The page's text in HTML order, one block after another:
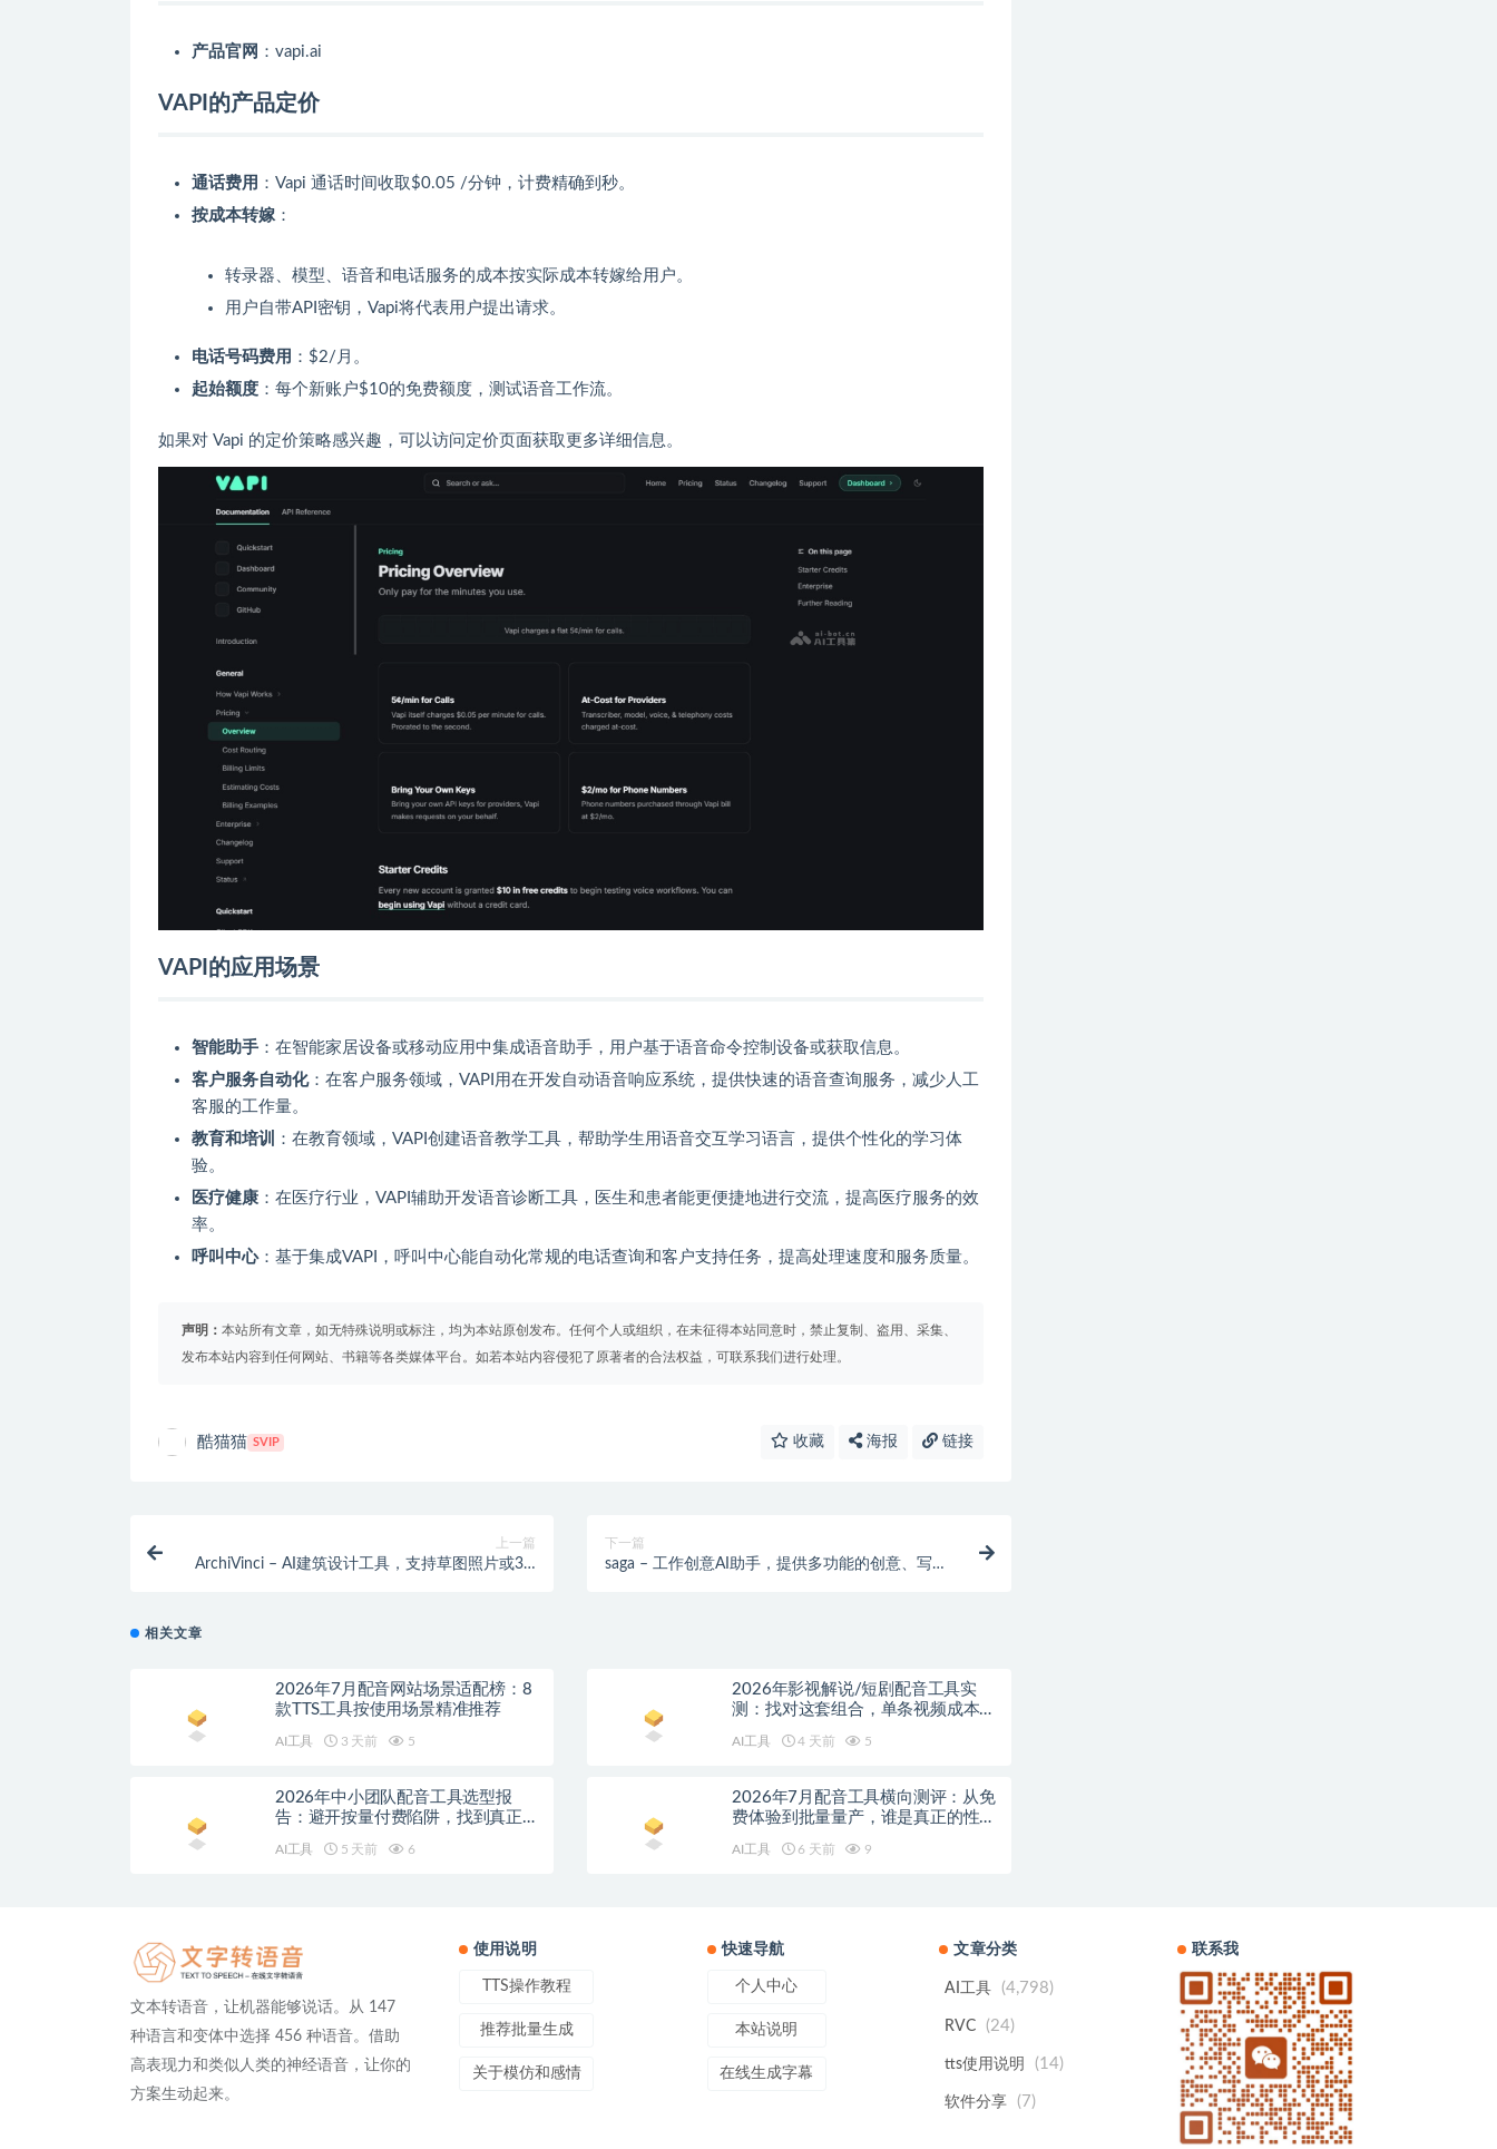
产品官网 ：vapi.ai
VAPI的产品定价
通话费用 ：Vapi 通话时间收取$0.05 /分钟，计费精确到秒。
按成本转嫁 ：
转录器、模型、语音和电话服务的成本按实际成本转嫁给用户。
用户自带API密钥，Vapi将代表用户提出请求。
电话号码费用 ：$2/月。
起始额度 ：每个新账户$10的免费额度，测试语音工作流。
如果对 Vapi 的定价策略感兴趣，可以访问定价页面获取更多详细信息。
VAPI的应用场景
智能助手 ：在智能家居设备或移动应用中集成语音助手，用户基于语音命令控制设备或获取信息。
客户服务自动化：在客户服务领域，VAPI用在开发自动语音响应系统，提供快速的语音查询服务，减少人工
客服的工作量。
教育和培训
：在教育领域，VAPI创建语音教学工具，帮助学生用语音交互学习语言，提供个性化的学习体
验。
医疗健康 ：在医疗行业，VAPI辅助开发语音诊断工具，医生和患者能更便捷地进行交流，提高医疗服务的效
率。
呼叫中心：基于集成VAPI，呼叫中心能自动化常规的电话查询和客户支持任务，提高处理速度和服务质量。
声明： 本站所有文章，如无特殊说明或标注，均为本站原创发布。任何个人或组织，在未征得本站同意时，禁止复制、盗用、采集、
发布本站内容到任何网站、书籍等各类媒体平台。如若本站内容侵犯了原著者的合法权益，可联系我们进行处理。
酷猫猫 SVIP 收藏 海报 链接
上一篇
ArchiVinci – AI建筑设计工具，支持草图照片或3D
下一篇
saga – 工作创意AI助手，提供多功能的创意、写
相关文章
2026年7月配音网站场景适配榜：8
款TTS工具按使用场景精准推荐
AI工具 3 天前 5
2026年影视解说/短剧配音工具实
测：找对这套组合，单条视频成本直
AI工具 4 天前 5
2026年中小团队配音工具选型报
告：避开按量付费陷阱，找到真正的
AI工具 5 天前 6
2026年7月配音工具横向测评：从免
费体验到批量量产，谁是真正的性价
AI工具 6 天前 9
文本转语音，让机器能够说话。从 147
种语言和变体中选择 456 种语音。借助
高表现力和类似人类的神经语音，让你的
方案生动起来。
使用说明
TTS操作教程
推荐批量生成
关于模仿和感情
快速导航
个人中心
本站说明
在线生成字幕
文章分类
AI工具 (4,798)
RVC (24)
tts使用说明 (14)
软件分享 (7)
联系我